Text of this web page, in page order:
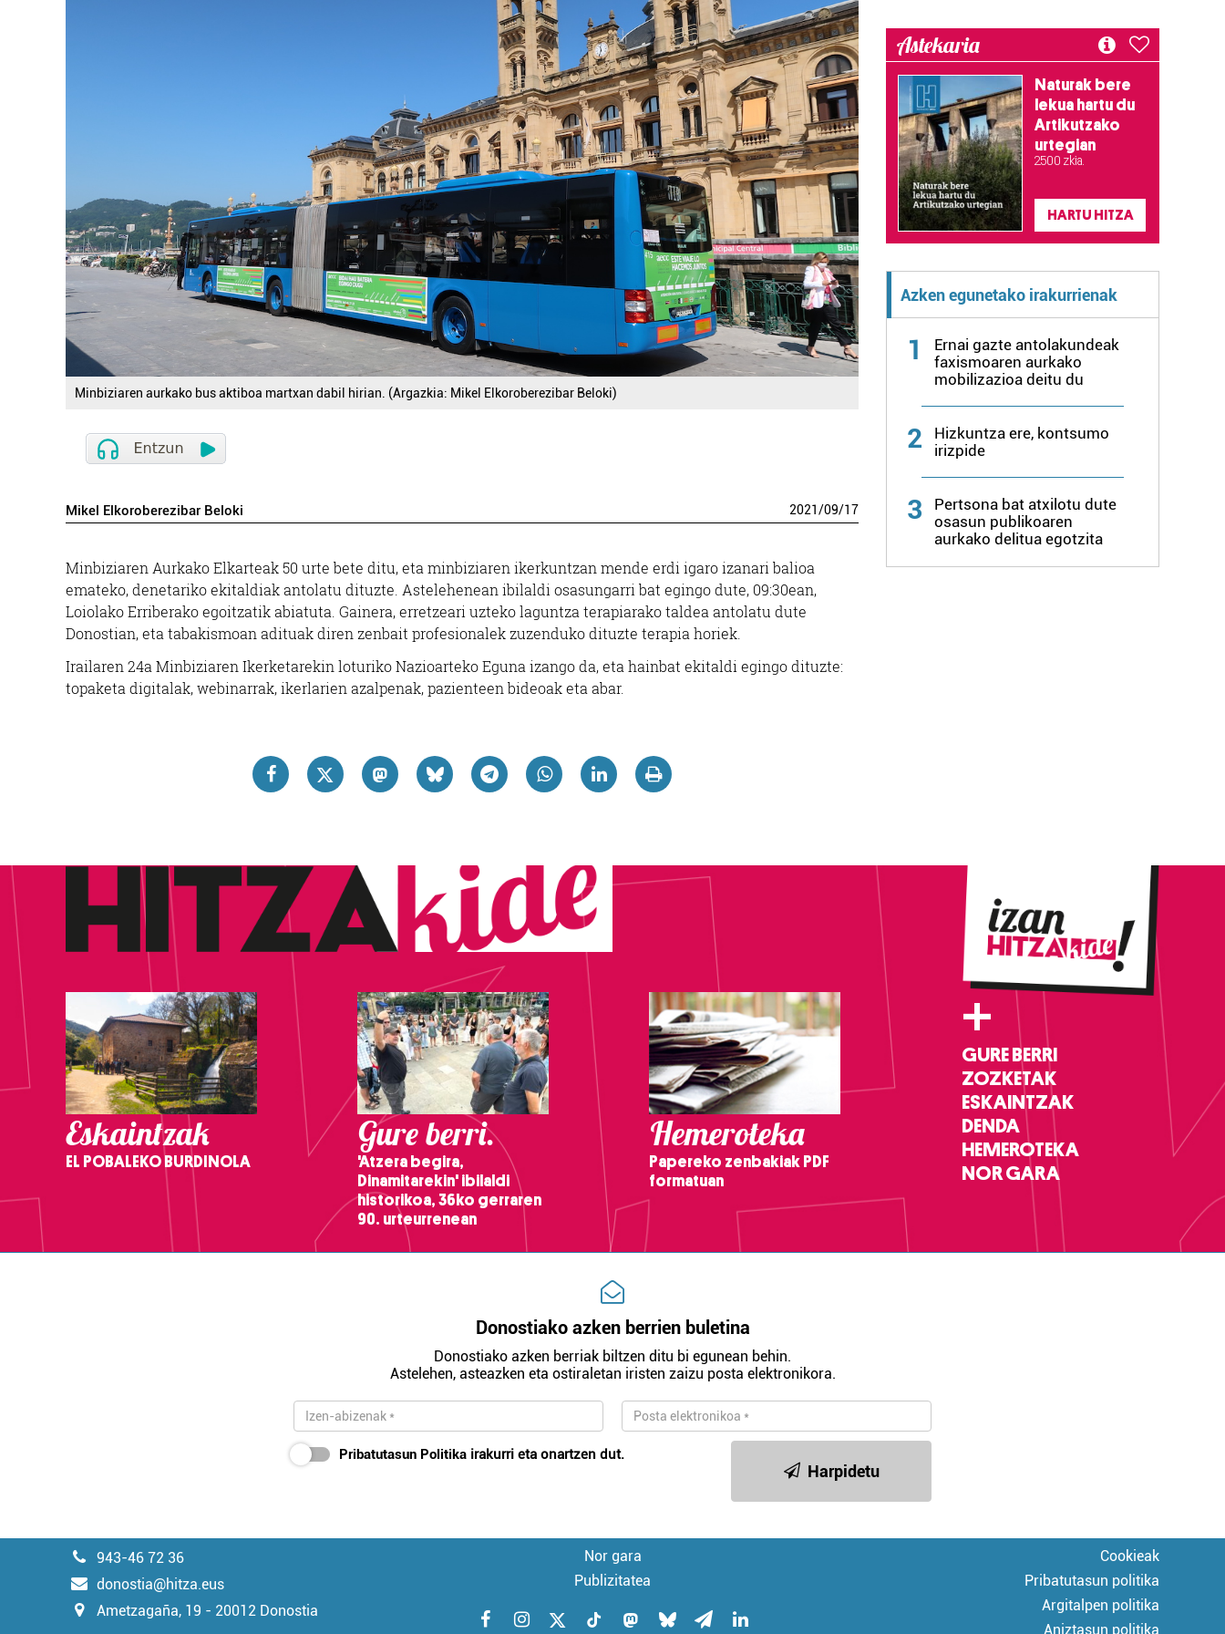
Minbiziaren aurkako bus aktiboa martxan dabil hirian. (Argazkia: Mikel Elkoroberezibar Beloki)
Mikel Elkoroberezibar Beloki 2021/09/17
Minbiziaren Aurkako Elkarteak 50 urte bete ditu, eta minbiziaren ikerkuntzan mende erdi igaro izanari balioa
emateko, denetariko ekitaldiak antolatu dituzte. Astelehenean ibilaldi osasungarri bat egingo dute, 09:30ean,
Loiolako Erriberako egoitzatik abiatuta. Gainera, erretzeari uzteko laguntza terapiarako taldea antolatu dute
Donostian, eta tabakismoan adituak diren zenbait profesionalek zuzenduko dituzte terapia horiek.
Irailaren 24a Minbiziaren Ikerketarekin loturiko Nazioarteko Eguna izango da, eta hainbat ekitaldi egingo dituzte:
topaketa digitalak, webinarrak, ikerlarien azalpenak, pazienteen bideoak eta abar.
Astekaria
Naturak bere
lekua hartu du
Artikutzako
urtegian
2.500 zkia.
HARTU HITZA
Azken egunetako irakurrienak
1
Ernai gazte antolakundeak
faxismoaren aurkako
mobilizazioa deitu du
2
Hizkuntza ere, kontsumo
irizpide
3
Pertsona bat atxilotu dute
osasun publikoaren
aurkako delitua egotzita
Eskaintzak
EL POBALEKO BURDINOLA
Gure berri.
'Atzera begira,
Dinamitarekin' ibilaldi
historikoa, 36ko gerraren
90. urteurrenean
Hemeroteka
Papereko zenbakiak PDF
formatuan
+
GURE BERRI
ZOZKETAK
ESKAINTZAK
DENDA
HEMEROTEKA
NOR GARA
Donostiako azken berrien buletina
Donostiako azken berriak biltzen ditu bi egunean behin.
Astelehen, asteazken eta ostiraletan iristen zaizu posta elektronikora.
Pribatutasun Politika irakurri eta onartzen dut.
Harpidetu
943-46 72 36
donostia@hitza.eus
Ametzagaña, 19 - 20012 Donostia
Nor gara
Publizitatea
Cookieak
Pribatutasun politika
Argitalpen politika
Aniztasun politika